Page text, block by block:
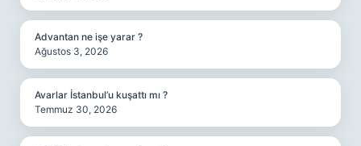
Advantan ne işe yarar ?
Ağustos 3, 2026
Avarlar İstanbul’u kuşattı mı ?
Temmuz 30, 2026